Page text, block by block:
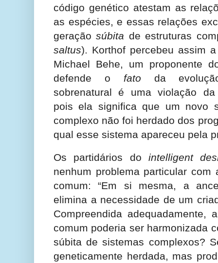
código genético atestam as
as espécies, e essas relações
geraçãosúbita de estruturas
saltus). Korthof percebeu assim
Michael Behe, um proponente
defende o fato da
sobrenatural é uma violação da
pois ela significa que um novo
complexo não foi herdado dos
qual esse sistema apareceu pela
Os partidários do intelligent
nenhum problema particular com
comum: “Em si mesma, a
elimina a necessidade de um
Compreendida adequadamente,
comum poderia ser harmonizada
súbita de sistemas complexos?
geneticamente herdada, mas